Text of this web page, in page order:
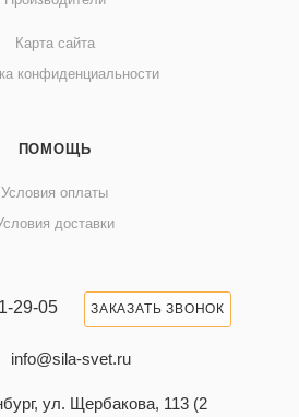
Карта сайта
конфиденциальности
ПОМОЩЬ
Условия оплаты
доставки
29-05 ЗАКАЗАТЬ ЗВОНОК
info@sila-svet.ru
ул. Щербакова, 113 (2